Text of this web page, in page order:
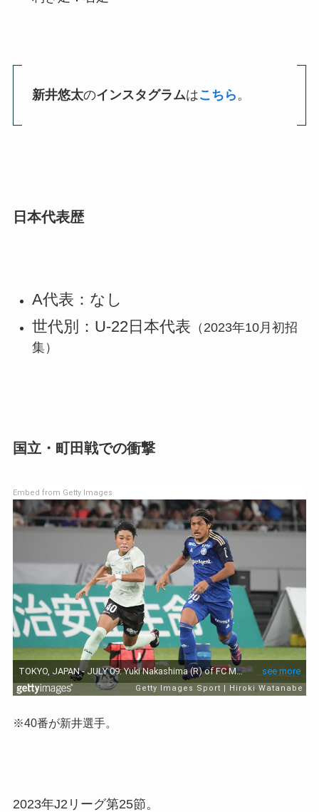
新井悠太のインスタグラムはこちら。
日本代表歴
A代表：なし
世代別：U-22日本代表 （2023年10月初招
集）
国立・町田戦での衝撃
Embed from Getty Images
※40番が新井選手。
2023年J2リーグ第25節。